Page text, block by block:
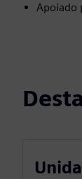
Apoiado